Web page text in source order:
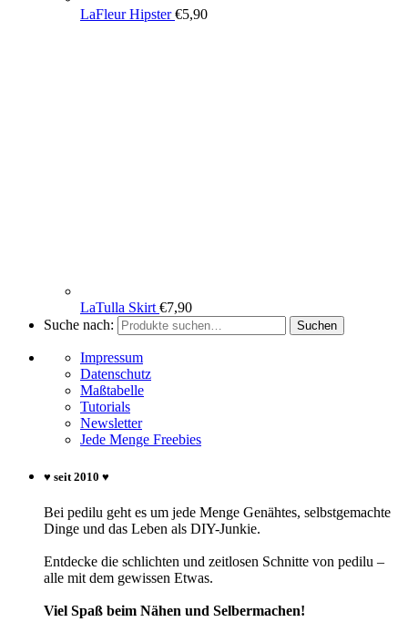
LaFleur Hipster €5,90
LaTulla Skirt €7,90
Suche nach:
Suchen
Impressum
Datenschutz
Maßtabelle
Tutorials
Newsletter
Jede Menge Freebies
♥ seit 2010 ♥
Bei pedilu geht es um jede Menge Genähtes, selbstgemachte
Dinge und das Leben als DIY-Junkie.
Entdecke die schlichten und zeitlosen Schnitte von pedilu –
alle mit dem gewissen Etwas.
Viel Spaß beim Nähen und Selbermachen!